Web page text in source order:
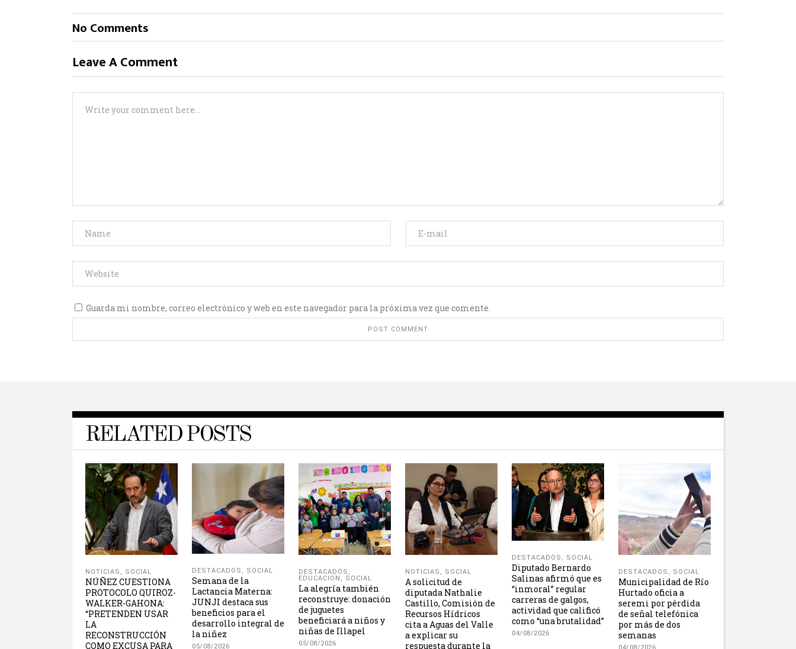
No Comments
Leave A Comment
Guarda mi nombre, correo electrónico y web en este navegador para la próxima vez que comente.
RELATED POSTS
NOTICIAS , SOCIAL
NÚÑEZ CUESTIONA
PROTOCOLO QUIROZ-
WALKER-GAHONA:
“PRETENDEN USAR
LA
RECONSTRUCCIÓN
COMO EXCUSA PARA
DESTACADOS , SOCIAL
Semana de la
Lactancia Materna:
JUNJI destaca sus
beneficios para el
desarrollo integral de
la niñez
05/08/2026
DESTACADOS ,
EDUCACION , SOCIAL
La alegría también
reconstruye: donación
de juguetes
beneficiará a niños y
niñas de Illapel
05/08/2026
NOTICIAS , SOCIAL
A solicitud de
diputada Nathalie
Castillo, Comisión de
Recursos Hídricos
cita a Aguas del Valle
a explicar su
respuesta durante la
DESTACADOS , SOCIAL
Diputado Bernardo
Salinas afirmó que es
“inmoral” regular
carreras de galgos,
actividad que calificó
como “una brutalidad”
04/08/2026
DESTACADOS , SOCIAL
Municipalidad de Río
Hurtado oficia a
seremi por pérdida
de señal telefónica
por más de dos
semanas
04/08/2026